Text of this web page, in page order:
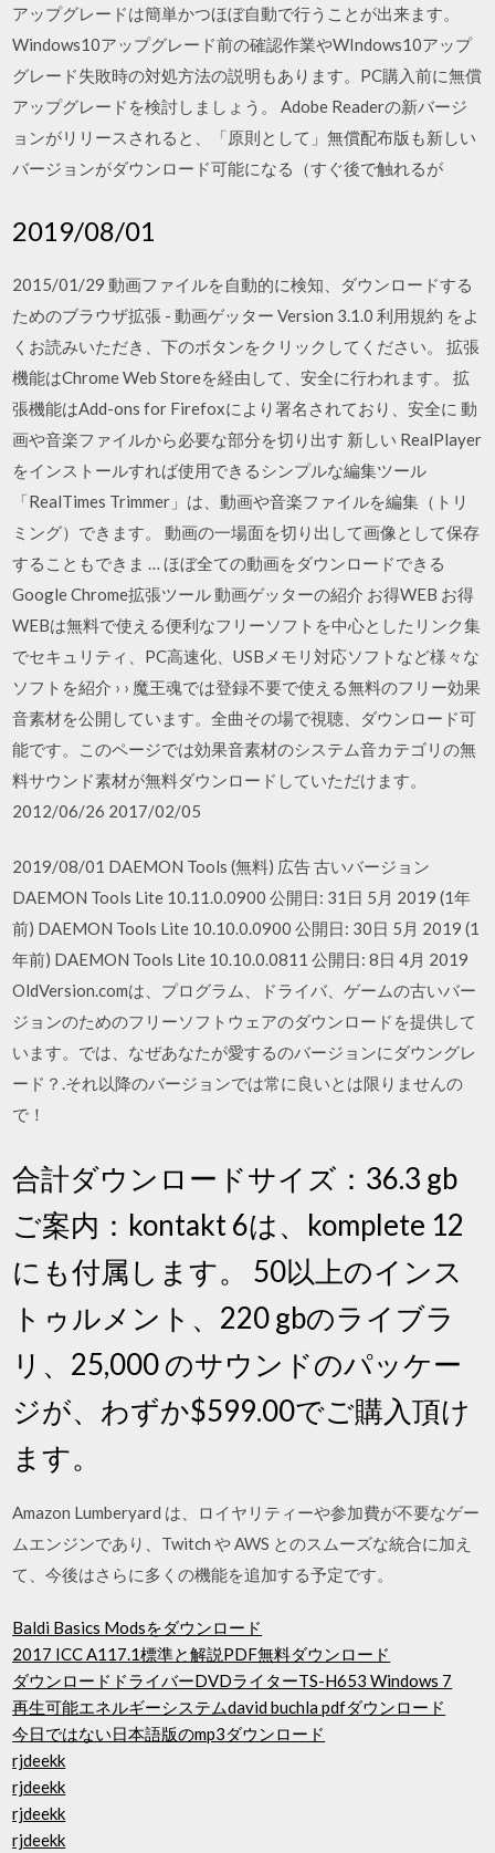
アップグレードは簡単かつほぼ自動で行うことが出来ます。
Windows10アップグレード前の確認作業やWIndows10アップ
グレード失敗時の対処方法の説明もあります。PC購入前に無償
アップグレードを検討しましょう。 Adobe Readerの新バージ
ョンがリリースされると、「原則として」無償配布版も新しい
バージョンがダウンロード可能になる（すぐ後で触れるが
2019/08/01
2015/01/29 動画ファイルを自動的に検知、ダウンロードする
ためのブラウザ拡張 - 動画ゲッター Version 3.1.0 利用規約 をよ
くお読みいただき、下のボタンをクリックしてください。 拡張
機能はChrome Web Storeを経由して、安全に行われます。 拡
張機能はAdd-ons for Firefoxにより署名されており、安全に 動
画や音楽ファイルから必要な部分を切り出す 新しい RealPlayer
をインストールすれば使用できるシンプルな編集ツール
「RealTimes Trimmer」は、動画や音楽ファイルを編集（トリ
ミング）できます。 動画の一場面を切り出して画像として保存
することもできま … ほぼ全ての動画をダウンロードできる
Google Chrome拡張ツール 動画ゲッターの紹介 お得WEB お得
WEBは無料で使える便利なフリーソフトを中心としたリンク集
でセキュリティ、PC高速化、USBメモリ対応ソフトなど様々な
ソフトを紹介 › › 魔王魂では登録不要で使える無料のフリー効果
音素材を公開しています。全曲その場で視聴、ダウンロード可
能です。このページでは効果音素材のシステム音カテゴリの無
料サウンド素材が無料ダウンロードしていただけます。
2012/06/26 2017/02/05
2019/08/01 DAEMON Tools (無料) 広告 古いバージョン
DAEMON Tools Lite 10.11.0.0900 公開日: 31日 5月 2019 (1年
前) DAEMON Tools Lite 10.10.0.0900 公開日: 30日 5月 2019 (1
年前) DAEMON Tools Lite 10.10.0.0811 公開日: 8日 4月 2019
OldVersion.comは、プログラム、ドライバ、ゲームの古いバー
ジョンのためのフリーソフトウェアのダウンロードを提供して
います。では、なぜあなたが愛するのバージョンにダウングレ
ード？.それ以降のバージョンでは常に良いとは限りませんの
で！
合計ダウンロードサイズ：36.3 gb
ご案内：kontakt 6は、komplete 12
にも付属します。 50以上のインス
トゥルメント、220 gbのライブラ
リ、25,000 のサウンドのパッケー
ジが、わずか$599.00でご購入頂け
ます。
Amazon Lumberyard は、ロイヤリティーや参加費が不要なゲー
ムエンジンであり、Twitch や AWS とのスムーズな統合に加え
て、今後はさらに多くの機能を追加する予定です。
Baldi Basics Modsをダウンロード
2017 ICC A117.1標準と解説PDF無料ダウンロード
ダウンロードドライバーDVDライターTS-H653 Windows 7
再生可能エネルギーシステムdavid buchla pdfダウンロード
今日ではない日本語版のmp3ダウンロード
rjdeekk
rjdeekk
rjdeekk
rjdeekk